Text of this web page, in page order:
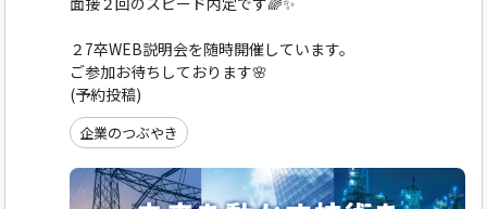
２7卒WEB説明会を随時開催しています。
ご参加お待ちしております🌸
(予約投稿)
企業のつぶやき